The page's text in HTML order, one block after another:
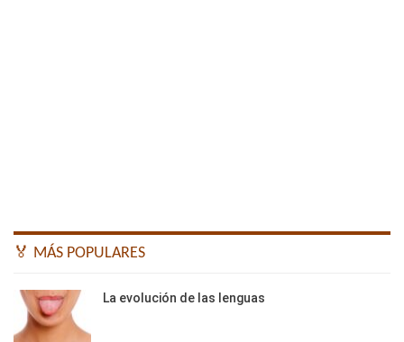
🏅 MÁS POPULARES
La evolución de las lenguas